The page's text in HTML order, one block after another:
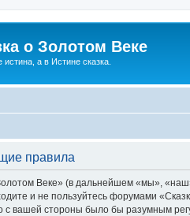
о Золотом Веке
истина, а в Истине сказка.
правила
Веке» (в дальнейшем «мы»,
и не пользуйтесь форумами
с вашей стороны было бы разумным